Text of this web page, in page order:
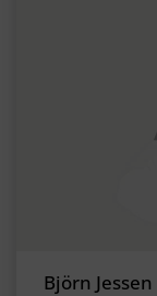
Björn Jessen